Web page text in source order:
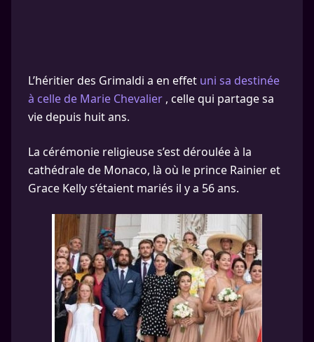
L’héritier des Grimaldi a en effet uni sa destinée
à celle de Marie Chevalier , celle qui partage sa
vie depuis huit ans.
La cérémonie religieuse s’est déroulée à la
cathédrale de Monaco, là où le prince Rainier et
Grace Kelly s’étaient mariés il y a 56 ans.